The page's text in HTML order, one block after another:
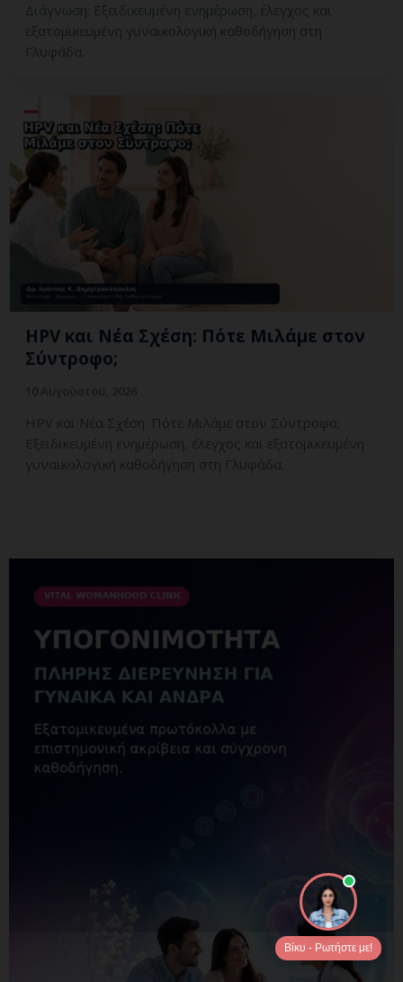
Διάγνωση; Εξειδικευμένη ενημέρωση, έλεγχος και
εξατομικευμένη γυναικολογική καθοδήγηση στη
Γλυφάδα.
HPV και Νέα Σχέση: Πότε Μιλάμε στον
Σύντροφο;
HPV και Νέα Σχέση: Πότε Μιλάμε στον Σύντροφο;
Εξειδικευμένη ενημέρωση, έλεγχος και εξατομικευμένη
γυναικολογική καθοδήγηση στη Γλυφάδα.
Βίκυ - Ρωτήστε με!